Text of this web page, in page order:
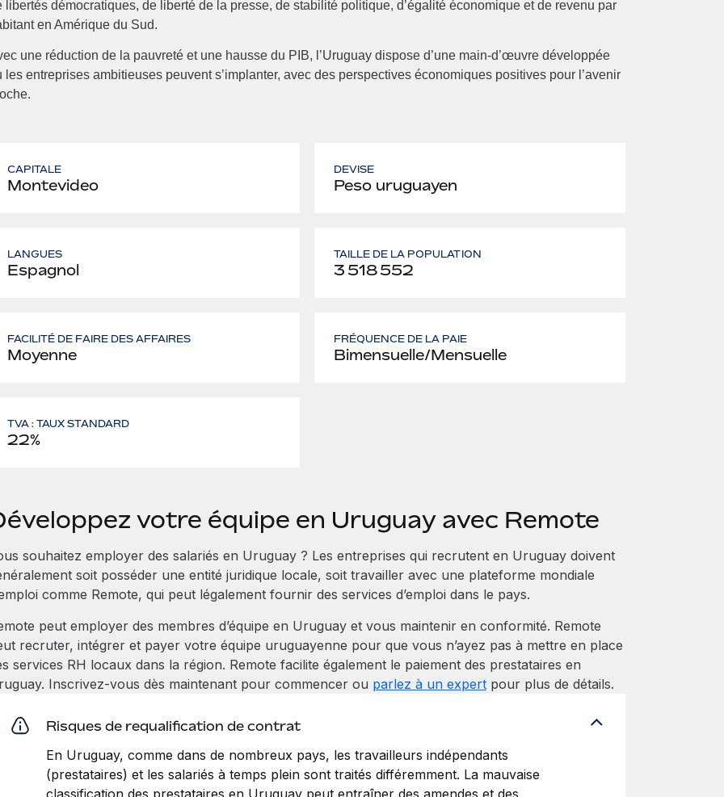
libertés démocratiques, de liberté de la presse, de stabilité politique, d’égalité économique et de revenu par
en Amérique du Sud.
une réduction de la pauvreté et une hausse du PIB, l’Uruguay dispose d’une main-d’œuvre développée
les entreprises ambitieuses peuvent s’implanter, avec des perspectives économiques positives pour l’avenir
CAPITALE
Montevideo
DEVISE
Peso uruguayen
LANGUES
Espagnol
TAILLE DE LA POPULATION
3 518 552
FACILITÉ DE FAIRE DES AFFAIRES
Moyenne
FRÉQUENCE DE LA PAIE
Bimensuelle/Mensuelle
TVA : TAUX STANDARD
22%
votre équipe en Uruguay avec Remote
souhaitez employer des salariés en Uruguay ? Les entreprises qui recrutent en Uruguay doivent
soit posséder une entité juridique locale, soit travailler avec une plateforme mondiale
comme Remote, qui peut légalement fournir des services d’emploi dans le pays.
peut employer des membres d’équipe en Uruguay et vous maintenir en conformité. Remote
recruter, intégrer et payer votre équipe uruguayenne pour que vous n’ayez pas à mettre en place
services RH locaux dans la région. Remote facilite également le paiement des prestataires en
Inscrivez-vous dès maintenant pour commencer ou parlez à un expertpour plus de détails.
Risques de requalification de contrat
En Uruguay, comme dans de nombreux pays, les travailleurs indépendants
(prestataires) et les salariés à temps plein sont traités différemment. La mauvaise
classification des prestataires en Uruguay peut entraîner des amendes et des